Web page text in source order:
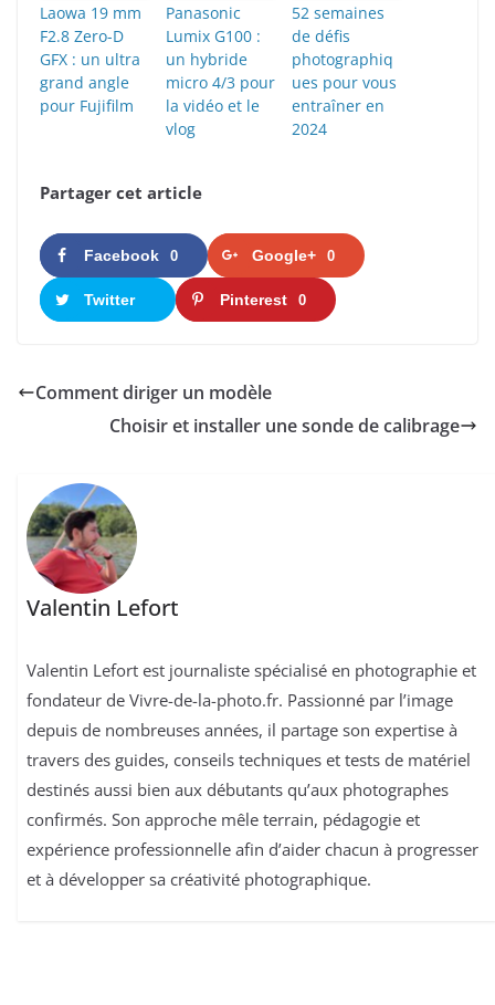
Laowa 19 mm
F2.8 Zero-D
GFX : un ultra
grand angle
pour Fujifilm
Panasonic
Lumix G100 :
un hybride
micro 4/3 pour
la vidéo et le
vlog
52 semaines
de défis
photographiq
ues pour vous
entraîner en
2024
Partager cet article
Facebook 0 Google+ 0
Twitter Pinterest 0
Comment diriger un modèle
Choisir et installer une sonde de calibrage
Valentin Lefort
Valentin Lefort est journaliste spécialisé en photographie et
fondateur de Vivre-de-la-photo.fr. Passionné par l’image
depuis de nombreuses années, il partage son expertise à
travers des guides, conseils techniques et tests de matériel
destinés aussi bien aux débutants qu’aux photographes
confirmés. Son approche mêle terrain, pédagogie et
expérience professionnelle afin d’aider chacun à progresser
et à développer sa créativité photographique.